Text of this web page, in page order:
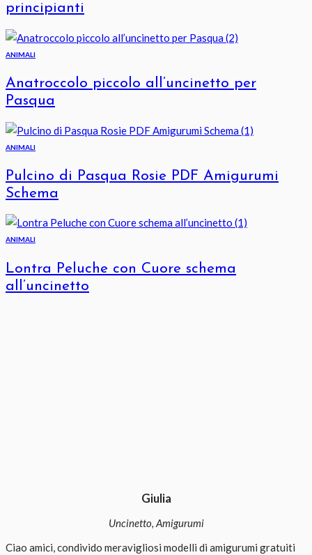
principianti
ANIMALI
Anatroccolo piccolo all’uncinetto per
Pasqua
ANIMALI
Pulcino di Pasqua Rosie PDF Amigurumi
Schema
ANIMALI
Lontra Peluche con Cuore schema
all’uncinetto
Giulia
Uncinetto, Amigurumi
Ciao amici, condivido meravigliosi modelli di amigurumi gratuiti